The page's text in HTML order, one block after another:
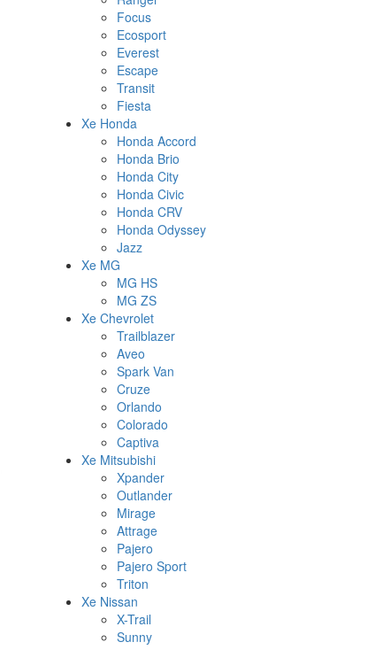
Focus
Ecosport
Everest
Escape
Transit
Fiesta
Xe Honda
Honda Accord
Honda Brio
Honda City
Honda Civic
Honda CRV
Honda Odyssey
Jazz
Xe MG
MG HS
MG ZS
Xe Chevrolet
Trailblazer
Aveo
Spark Van
Cruze
Orlando
Colorado
Captiva
Xe Mitsubishi
Xpander
Outlander
Mirage
Attrage
Pajero
Pajero Sport
Triton
Xe Nissan
X-Trail
Sunny